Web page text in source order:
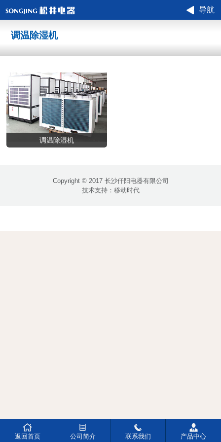
导航
调温除湿机
调温除湿机
Copyright © 2017 长沙仟阳电器有限公司
技术支持： 移动时代

返回首页

公司简介

联系我们

产品中心